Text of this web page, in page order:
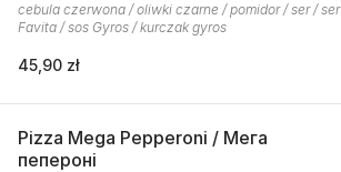
cebula czerwona / oliwki czarne / pomidor / ser / ser
Favita / sos Gyros / kurczak gyros
45,90 zł
Pizza Mega Pepperoni / Мега
пепероні